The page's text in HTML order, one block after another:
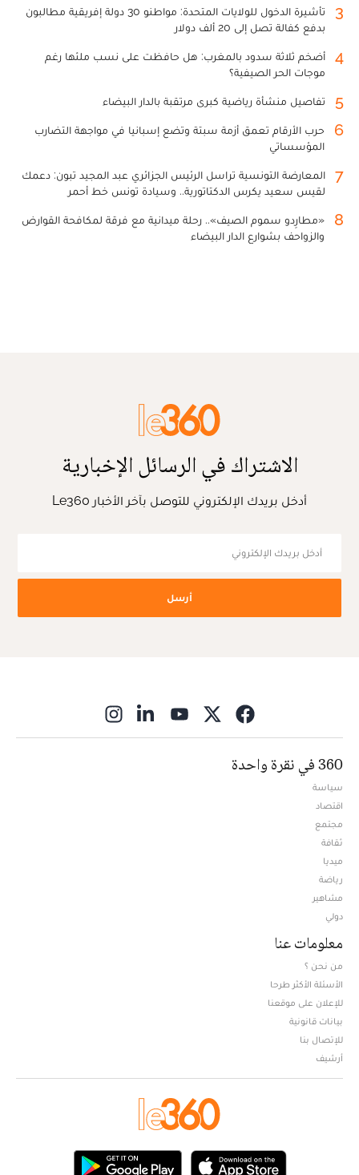
3
تأشيرة الدخول للولايات المتحدة: مواطنو 30 دولة إفريقية مطالبون
بدفع كفالة تصل إلى 20 ألف دولار
4
أضخم ثلاثة سدود بالمغرب: هل حافظت على نسب ملئها رغم
موجات الحر الصيفية؟
5 تفاصيل منشأة رياضية كبرى مرتقبة بالدار البيضاء
6
حرب الأرقام تعمق أزمة سبتة وتضع إسبانيا في مواجهة التضارب
المؤسساتي
7
المعارضة التونسية تراسل الرئيس الجزائري عبد المجيد تبون: دعمك
لقيس سعيد يكرس الدكتاتورية.. وسيادة تونس خط أحمر
8
«مطارِدو سموم الصيف».. رحلة ميدانية مع فرقة لمكافحة القوارض
والزواحف بشوارع الدار البيضاء
الاشتراك في الرسائل الإخبارية
أدخل بريدك الإلكتروني للتوصل بآخر الأخبار Le360
أرسل
360 في نقرة واحدة
سياسة
اقتصاد
مجتمع
ثقافة
ميديا
رياضة
مشاهير
دولي
معلومات عنا
من نحن ؟
الأسئلة الأكثر طرحا
للإعلان على موقعنا
بيانات قانونية
للإتصال بنا
أرشيف